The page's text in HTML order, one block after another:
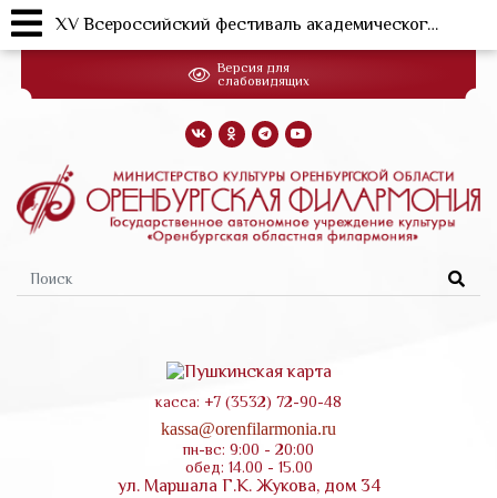
Перейти
основному
Форма
поиска
касса: +7 (3532) 72-90-48
kassa@orenfilarmonia.ru
пн-вс: 9:00 - 20:00
обед: 14.00 - 15.00
ул. Маршала Г.К. Жукова, дом 34
Версия для
слабовидящих
XV Всероссийский фестиваль академического искусства "Оренбургские сезоны Дениса Мацуева", Оренбургский государственный симфонический оркестр. Симфоджаз (23.10.2025)